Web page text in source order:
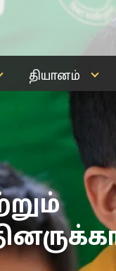
தியானம்